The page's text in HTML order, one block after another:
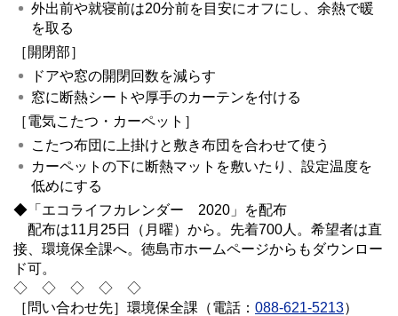
外出前や就寝前は20分前を目安にオフにし、余熱で暖
を取る
［開閉部］
ドアや窓の開閉回数を減らす
窓に断熱シートや厚手のカーテンを付ける
［電気こたつ・カーペット］
こたつ布団に上掛けと敷き布団を合わせて使う
カーペットの下に断熱マットを敷いたり、設定温度を
低めにする
◆「エコライフカレンダー 2020」を配布
配布は11月25日（月曜）から。先着700人。希望者は直
接、環境保全課へ。徳島市ホームページからもダウンロー
ド可。
◇ ◇ ◇ ◇ ◇
［問い合わせ先］環境保全課（電話： 088-621-5213）